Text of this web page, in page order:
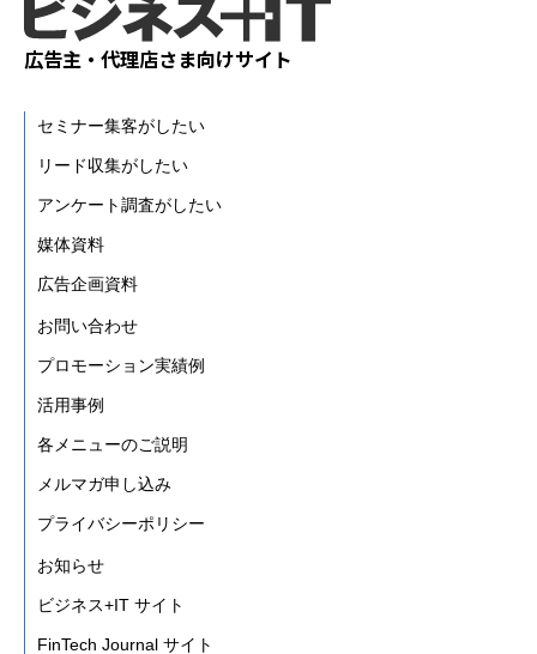
広告主・代理店さま向けサイト
セミナー集客がしたい
リード収集がしたい
アンケート調査がしたい
媒体資料
広告企画資料
お問い合わせ
プロモーション実績例
活用事例
各メニューのご説明
メルマガ申し込み
プライバシーポリシー
お知らせ
ビジネス+IT サイト
FinTech Journal サイト